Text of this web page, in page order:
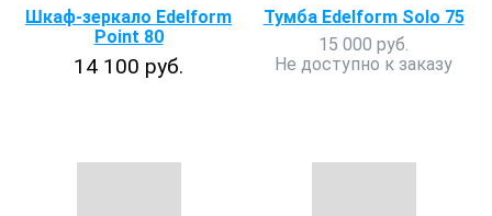
Шкаф-зеркало Edelform
Point 80
14 100 руб.
Тумба Edelform Solo 75
15 000 руб.
Не доступно к заказу